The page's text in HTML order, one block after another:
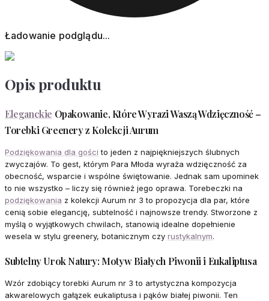
Ładowanie podglądu...
Opis produktu
Eleganckie Opakowanie, Które Wyrazi Waszą Wdzięczność –
Torebki Greenery z Kolekcji Aurum
Podziękowania dla gości to jeden z najpiękniejszych ślubnych
zwyczajów. To gest, którym Para Młoda wyraża wdzięczność za
obecność, wsparcie i wspólne świętowanie. Jednak sam upominek
to nie wszystko – liczy się również jego oprawa. Torebeczki na
podziękowania z kolekcji Aurum nr 3 to propozycja dla par, które
cenią sobie elegancję, subtelność i najnowsze trendy. Stworzone z
myślą o wyjątkowych chwilach, stanowią idealne dopełnienie
wesela w stylu greenery, botanicznym czy rustykalnym.
Subtelny Urok Natury: Motyw Białych Piwonii i Eukaliptusa
Wzór zdobiący torebki Aurum nr 3 to artystyczna kompozycja
akwarelowych gałązek eukaliptusa i pąków białej piwonii. Ten